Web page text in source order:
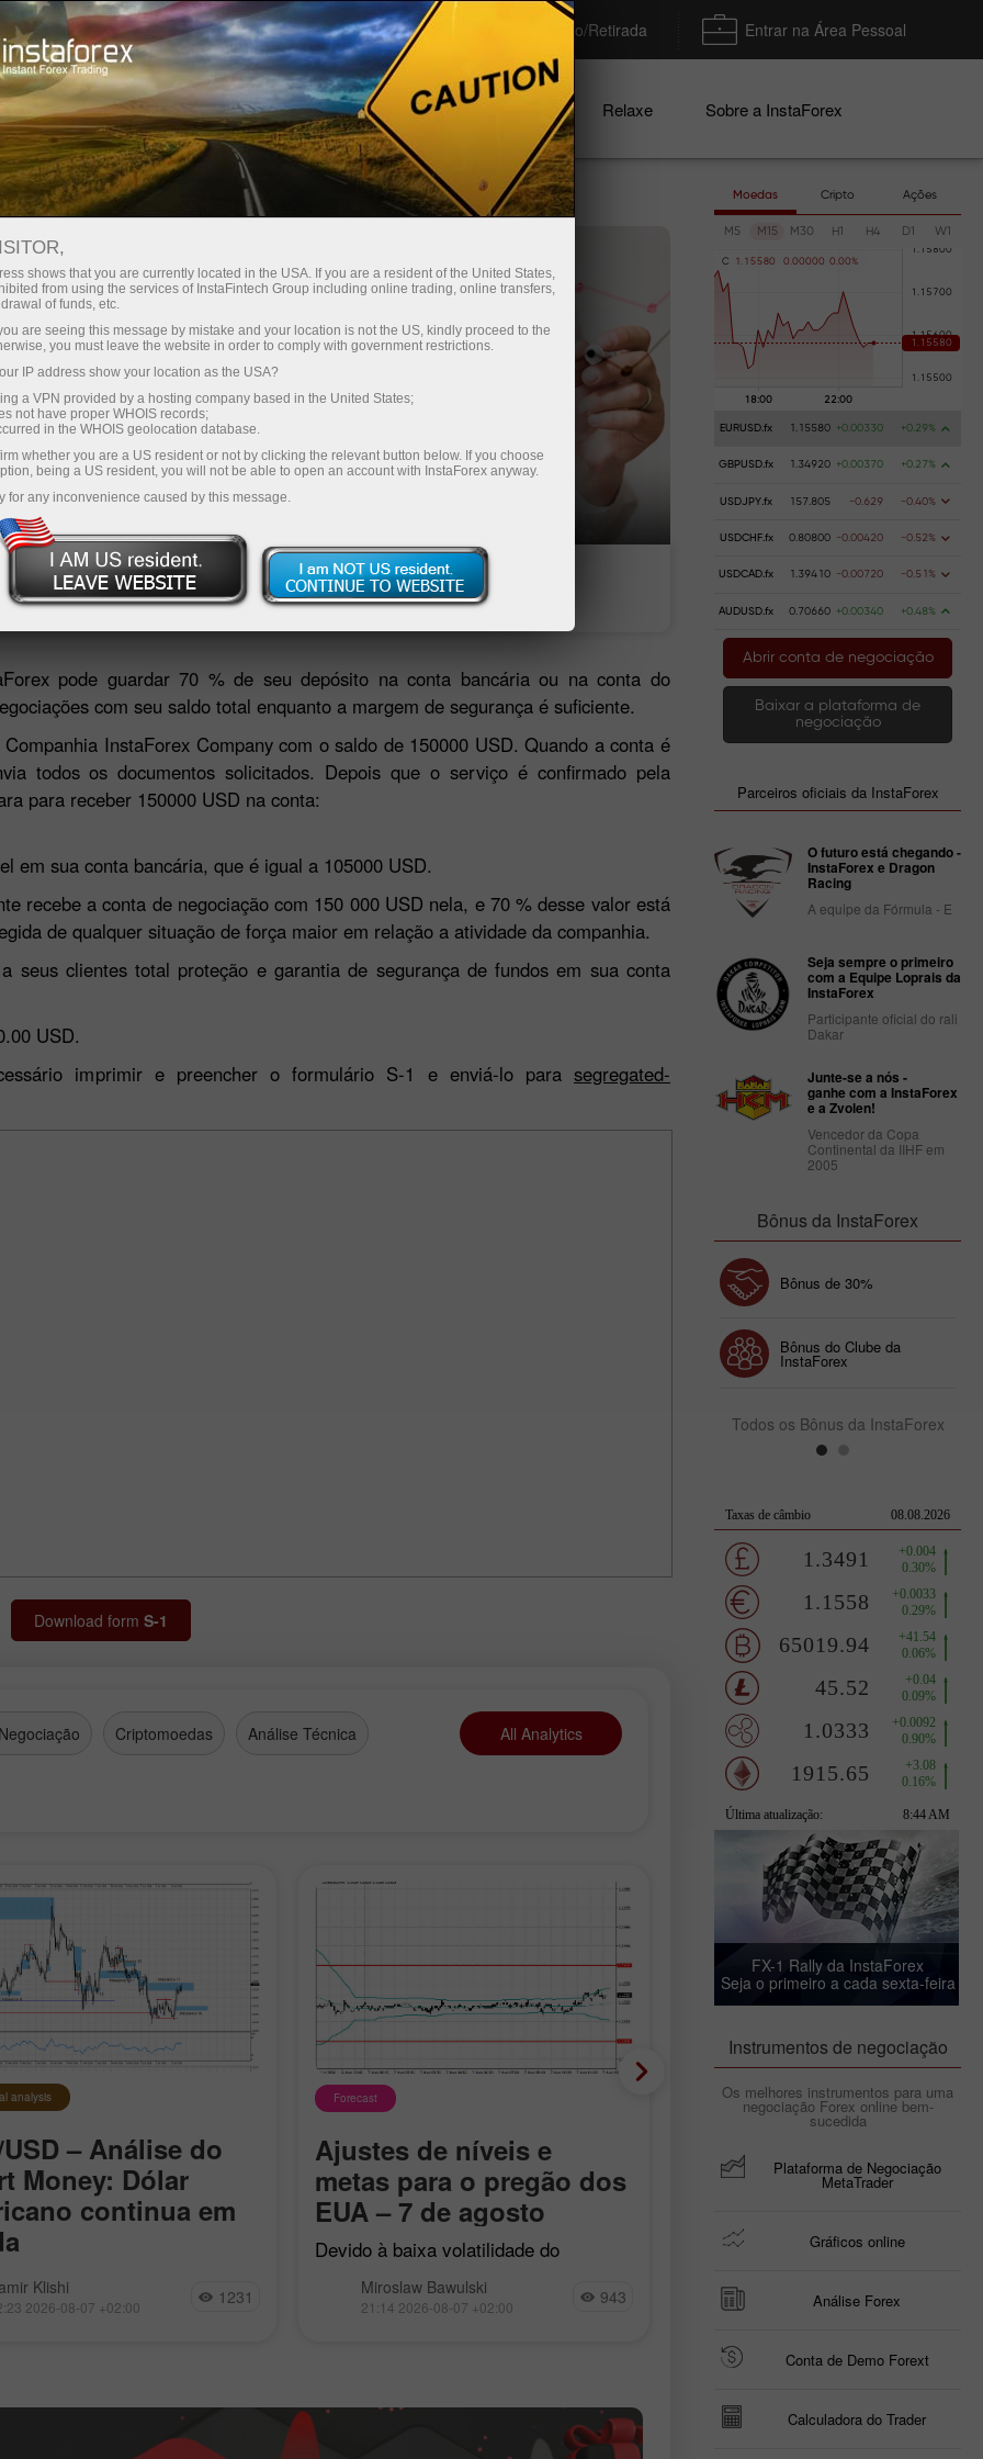
da conta Plataforma de negociação Depósito/Retirada Entrar na Área Pessoal
Iniciantes Para Investidores Para Parceiros Campanhas Relaxe Sobre a InstaForex
único -
capital
à
seus
Deposite dinheiro
pode guardar 70 % de seu depósito na conta bancária ou na conta do
com seu saldo total enquanto a margem de segurança é suficiente.
InstaForex Company com o saldo de 150000 USD. Quando a conta é
todos os documentos solicitados. Depois que o serviço é confirmado pela
para receber 150000 USD na conta:
em sua conta bancária, que é igual a 105000 USD.
recebe a conta de negociação com 150 000 USD nela, e 70 % desse valor está
de qualquer situação de força maior em relação a atividade da companhia.
seus clientes total proteção e garantia de segurança de fundos em sua conta
USD.
imprimir e preencher o formulário S-1 e enviá-lo para segregated-
Download form S-1
Criptomoedas Análise Técnica All Analytics
analysis
USD – Análise do
Money: Dólar
continua em
USD permanece dentro do
baixista local iniciado em 17
Klishi
2026-08-07 +02:00 1231
Forecast
Ajustes de níveis e
metas para o pregão dos
EUA – 7 de agosto
Devido à baixa volatilidade do
apenas a libra utilizando a estratégia
de Reversão à Média, mas, mesmo
Miroslaw Bawulski
21:14 2026-08-07 +02:00 943
Fundamental analysis
XAU/USD – Análise e
previsão de preços: o
na sexta-feira
atingiu uma nova máxima
ganhar força ao romper acima do
de US$ 4.300. O metal registra seu
Irina Yanina
21:07 2026-08-07 +02:00
Moedas Cripto Ações
M5 M15 M30 H1 H4 D1 W1
C 1 . 1 5580 0 .00000 0 .00%
EURUSD.fx 1.15580 +0.00330 +0.29%
GBPUSD.fx 1.34920 +0.00370 +0.27%
USDJPY.fx 157.805 -0.629 -0.40%
USDCHF.fx 0.80800 -0.00420 -0.52%
USDCAD.fx 1.39410 -0.00720 -0.51%
AUDUSD.fx 0.70660 +0.00340 +0.48%
Abrir conta de negociação
Baixar a plataforma de
negociação
Parceiros oficiais da InstaForex
O futuro está chegando -
InstaForex e Dragon
Racing
A equipe da Fórmula - E
Seja sempre o primeiro
com a Equipe Loprais da
InstaForex
Participante oficial do rali
Dakar
Junte-se a nós -
ganhe com a InstaForex
e a Zvolen!
Vencedor da Copa
Continental da IIHF em
2005
Bônus da InstaForex
Bônus de 30%
Bônus do Clube da
InstaForex
Todos os Bônus da InstaForex
FX-1 Rally da InstaForex
Seja o primeiro a cada sexta-feira
Instrumentos de negociação
Os melhores instrumentos para uma
negociação Forex online bem-
sucedida
Plataforma de Negociação
MetaTrader
Gráficos online
Análise Forex
Conta de Demo Forext
Calculadora do Trader
shows that you are currently located in the USA. If you are a resident of the United States,
from using the services of InstaFintech Group including online trading, online transfers,
of funds, etc.
are seeing this message by mistake and your location is not the US, kindly proceed to the
you must leave the website in order to comply with government restrictions.
IP address show your location as the USA?
a VPN provided by a hosting company based in the United States;
not have proper WHOIS records;
in the WHOIS geolocation database.
whether you are a US resident or not by clicking the relevant button below. If you choose
being a US resident, you will not be able to open an account with InstaForex anyway.
for any inconvenience caused by this message.